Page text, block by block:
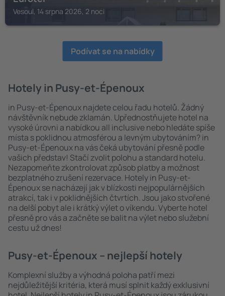
Vesoul, 14 srpna 2026, 2 noci
Podívat se na nabídky
Hotely in Pusy-et-Épenoux
in Pusy-et-Épenoux najdete celou řadu hotelů. Žádný
návštěvník nebude zklamán. Upřednostňujete hotel na
vysoké úrovni a nabídkou all inclusive nebo hledáte spíše
místa s poklidnou atmosférou a levným ubytováním? in
Pusy-et-Épenoux na vás čeká ubytování přesně podle
vašich představ! Stačí zvolit polohu a standard hotelu.
Nezapomeňte zkontrolovat způsob platby a možnost
bezplatného zrušení rezervace. Hotely in Pusy-et-
Épenoux se nacházejí jak v blízkosti nejpopulárnějších
atrakcí, tak i v poklidnějších čtvrtích. Jsou jako stvořené
na delší pobyt ale i krátký výlet o víkendu. Vyberte hotel
přesně pro vás a začněte se balit na výlet nebo služební
cestu už dnes!
Pusy-et-Épenoux – nejlepší hotely
Komplexní služby a výhodná poloha patří mezi
nejdůležitější kritéria, která musí splnit každý exklusivní